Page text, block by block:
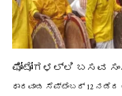
ಫೋಟೋಗಳಲ್ಲಿ ಬಸವ
ಧಾರವಾಡ ಸೆಪ್ಟೆಂಬರ್ 12